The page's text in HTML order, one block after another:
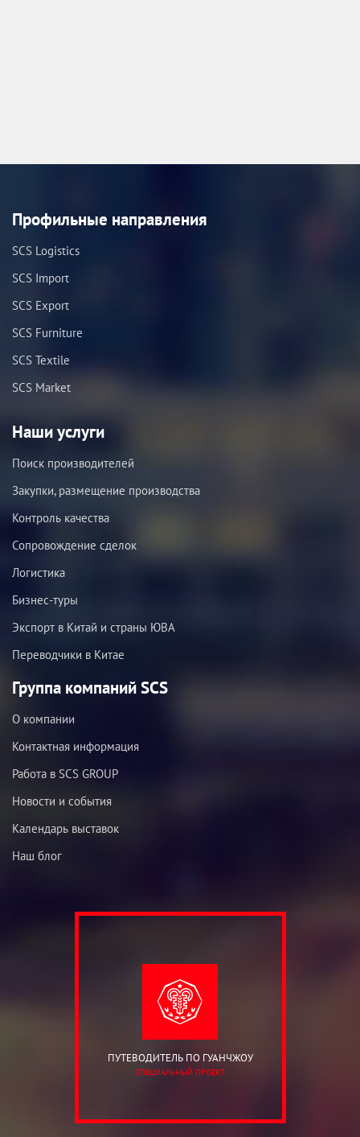
Профильные направления
SCS Logistics
SCS Import
SCS Export
SCS Furniture
SCS Textile
SCS Market
Наши услуги
Поиск производителей
Закупки, размещение производства
Контроль качества
Сопровождение сделок
Логистика
Бизнес-туры
Экспорт в Китай и страны ЮВА
Переводчики в Китае
Группа компаний SCS
О компании
Контактная информация
Работа в SCS GROUP
Новости и события
Календарь выставок
Наш блог
ПУТЕВОДИТЕЛЬ ПО ГУАНЧЖОУ
СПЕЦИАЛЬНЫЙ ПРОЕКТ